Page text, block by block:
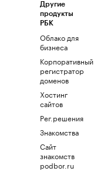
Другие
продукты
РБК
Облако для
бизнеса
Корпоративный
регистратор
доменов
Хостинг
сайтов
Рег.решения
Знакомства
Сайт
знакомств
podbor.ru